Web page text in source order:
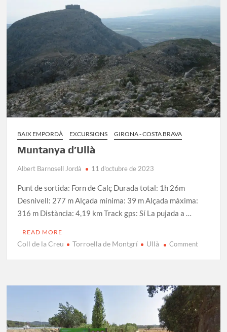
Guíxols
de
Mar
BAIX EMPORDÀ EXCURSIONS GIRONA - COSTA BRAVA
Muntanya d’Ullà
Albert Barnosell Jordà 11 d'octubre de 2023
Punt de sortida: Forn de Calç Durada total: 1h 26m
Desnivell: 277 m Alçada mínima: 39 m Alçada màxima:
316 m Distància: 4,19 km Track gps: Sí La pujada a …
READ MORE
Coll de la Creu Torroella de Montgrí Ullà Commenton